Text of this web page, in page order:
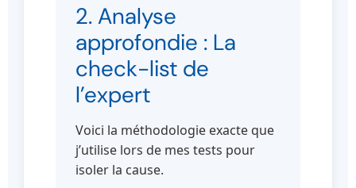
2. Analyse
approfondie : La
check-list de
l’expert
Voici la méthodologie exacte que
j’utilise lors de mes tests pour
isoler la cause.